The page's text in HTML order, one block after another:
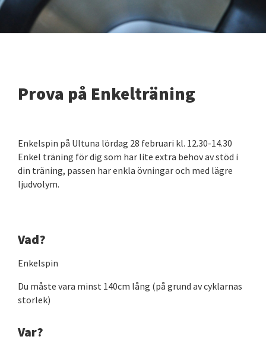
Prova på Enkelträning
Enkelspin på Ultuna lördag 28 februari kl. 12.30-14.30
Enkel träning för dig som har lite extra behov av stöd i
din träning, passen har enkla övningar och med lägre
ljudvolym.
Vad?
Enkelspin
Du måste vara minst 140cm lång (på grund av cyklarnas
storlek)
Var?